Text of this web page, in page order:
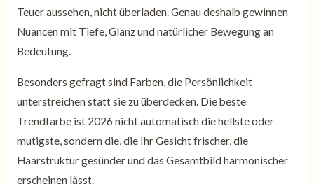
Teuer aussehen, nicht überladen. Genau deshalb gewinnen
Nuancen mit Tiefe, Glanz und natürlicher Bewegung an
Bedeutung.
Besonders gefragt sind Farben, die Persönlichkeit
unterstreichen statt sie zu überdecken. Die beste
Trendfarbe ist 2026 nicht automatisch die hellste oder
mutigste, sondern die, die Ihr Gesicht frischer, die
Haarstruktur gesünder und das Gesamtbild harmonischer
erscheinen lässt.